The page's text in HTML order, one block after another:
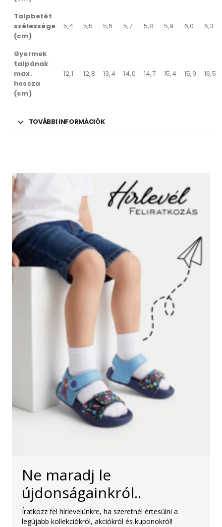
Talpbetét
szélessége
(cm)
5,4 5,5 5,6 5,7 5,8 5,9 6,0 6,3
Gyermek
talpának
max.
hossza
(cm)
12,1 12,8 13,4 14,0 14,7 15,4 15,9 16,5
TOVÁBBI INFORMÁCIÓK
Ne maradj le
újdonságainkról..
Íratkozz fel hírlevelünkre, ha szeretnél értesülni a
legújabb kollekciókról, akciókról és kuponokról!